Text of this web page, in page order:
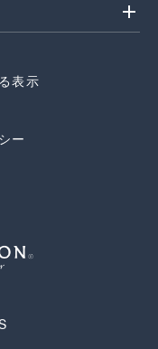
add
表示
ー